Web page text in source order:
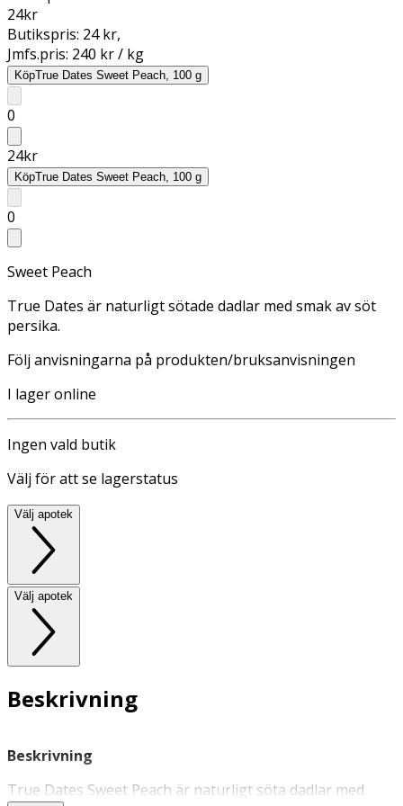
24kr
Butikspris: 24 kr,
Jmfs.pris: 240 kr / kg
KöpTrue Dates Sweet Peach, 100 g
0
24kr
KöpTrue Dates Sweet Peach, 100 g
0
Sweet Peach
True Dates är naturligt sötade dadlar med smak av söt
persika.
Följ anvisningarna på produkten/bruksanvisningen
I lager online
Ingen vald butik
Välj för att se lagerstatus
Välj apotek
Välj apotek
Beskrivning
Beskrivning
True Dates Sweet Peach är naturligt söta dadlar med